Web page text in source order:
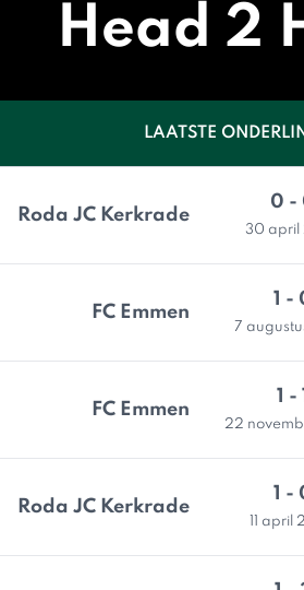
Head 2
LAATSTE
Roda JC Kerkrade
0 -
30 april
FC Emmen
1 -
7
FC Emmen
1 - 1
22
Roda JC Kerkrade
1 -
11